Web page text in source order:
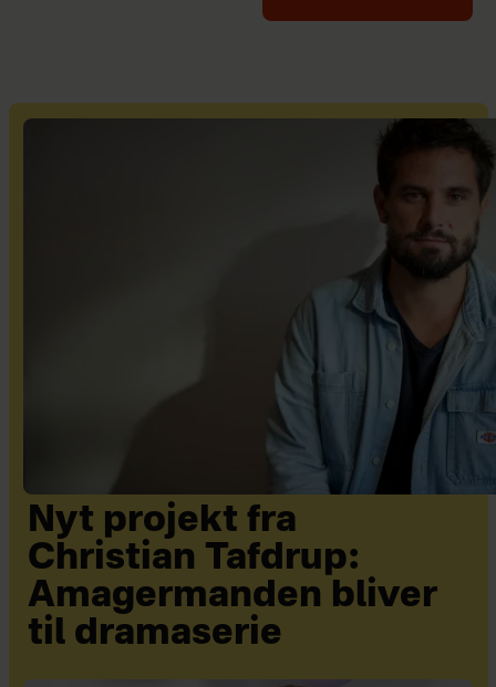
Nyt projekt fra
Christian Tafdrup:
Amagermanden bliver
til dramaserie